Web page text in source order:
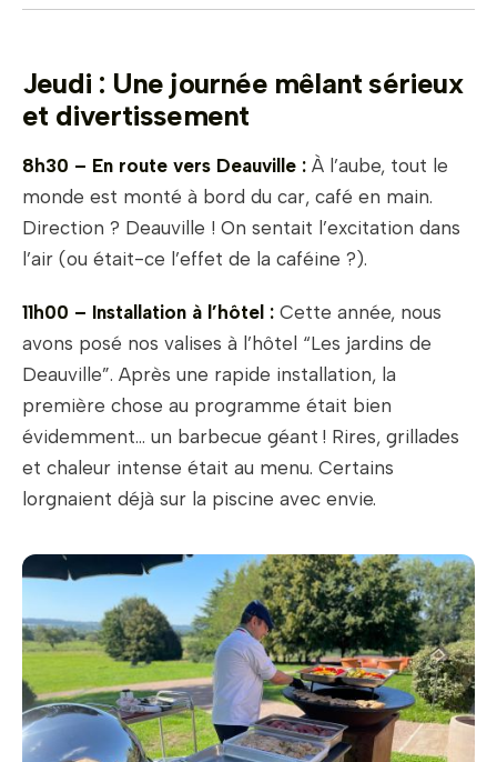
Jeudi : Une journée mêlant sérieux
et divertissement
8h30 – En route vers Deauville : À l’aube, tout le
monde est monté à bord du car, café en main.
Direction ? Deauville ! On sentait l’excitation dans
l’air (ou était-ce l’effet de la caféine ?).
11h00 – Installation à l’hôtel : Cette année, nous
avons posé nos valises à l’hôtel “Les jardins de
Deauville”. Après une rapide installation, la
première chose au programme était bien
évidemment… un barbecue géant ! Rires, grillades
et chaleur intense était au menu. Certains
lorgnaient déjà sur la piscine avec envie.